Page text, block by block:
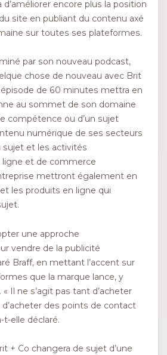
d’améliorer encore plus la position
site en publiant du contenu axé
sur toutes ses plateformes.
par son nouveau podcast,
chose de nouveau avec Brit
épisode de 60 minutes mettra en
au sommet de son domaine
compétence ou d’un sujet
numérique de ses secteurs
sujet et les activités
ligne et de commerce
mettront également en
les produits en ligne qui
une approche
vendre de la publicité
Braff, en mettant l’accent sur
que la marque lance, y
Il ne s’agit pas tant d’acheter
des points de contact
t-elle déclaré.
+ Co changera de sujet d’une